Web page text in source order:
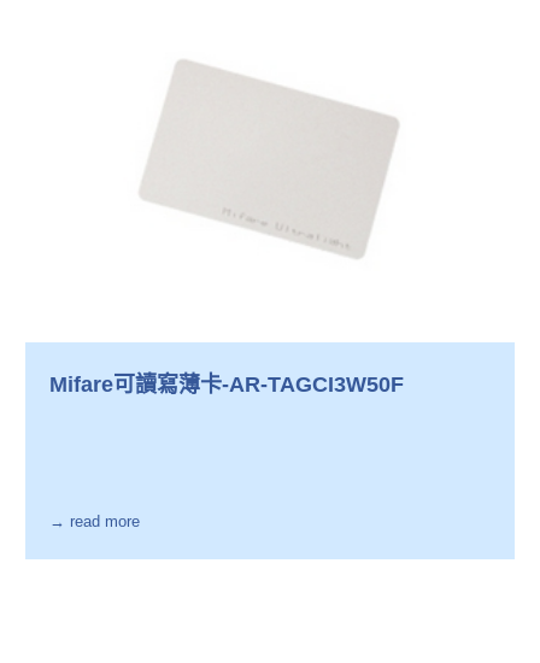
Mifare可讀寫薄卡-AR-TAGCI3W50F
→ read more